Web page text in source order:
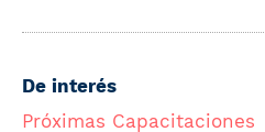
De interés
Próximas Capacitaciones